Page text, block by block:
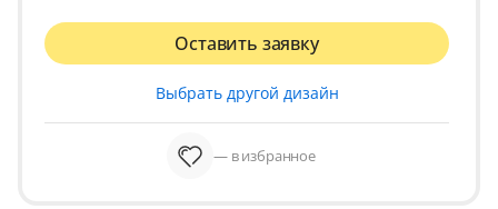
Оставить заявку
Выбрать другой дизайн
— в избранное